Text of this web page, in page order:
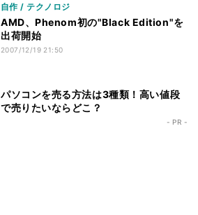
自作 / テクノロジ
AMD、Phenom初の"Black Edition"を
出荷開始
2007/12/19 21:50
パソコンを売る方法は3種類！高い値段
で売りたいならどこ？
- PR -